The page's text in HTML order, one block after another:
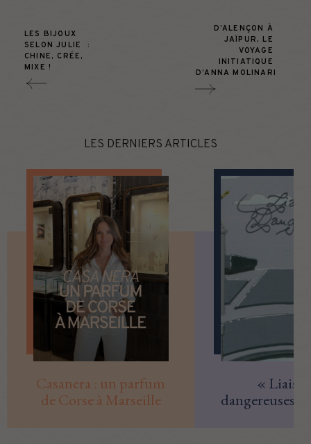
LES BIJOUX
SELON JULIE  :
CHINE, CRÉE,
MIXE !
D’ALENÇON À
JAÏPUR, LE
VOYAGE
INITIATIQUE
D’ANNA MOLINARI
LES DERNIERS ARTICLES
Casanera : un parfum
de Corse à Marseille
«
dangereuses